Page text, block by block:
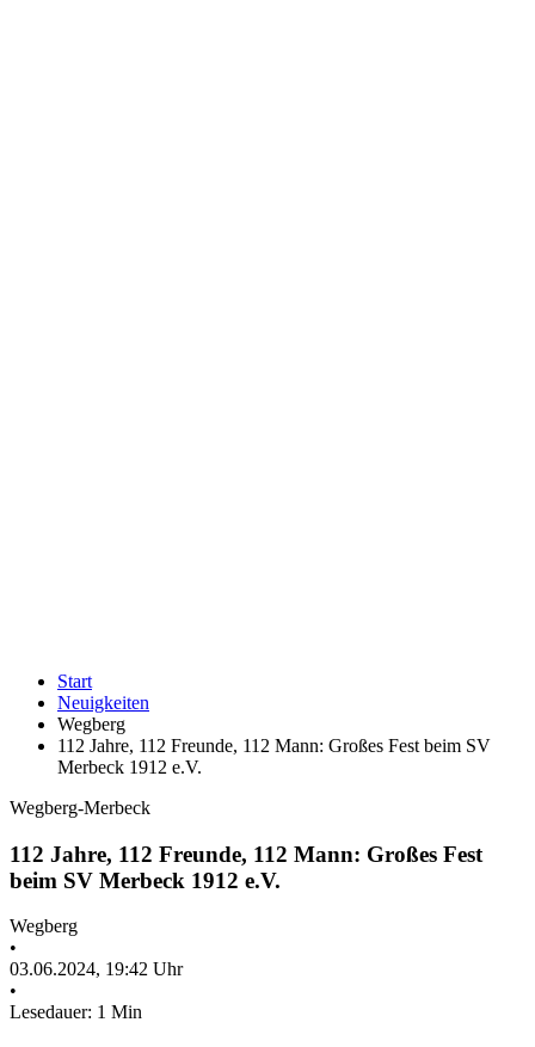
Start
Neuigkeiten
Wegberg
112 Jahre, 112 Freunde, 112 Mann: Großes Fest beim SV
Merbeck 1912 e.V.
Wegberg-Merbeck
112 Jahre, 112 Freunde, 112 Mann: Großes Fest
beim SV Merbeck 1912 e.V.
Wegberg
•
03.06.2024, 19:42 Uhr
•
Lesedauer: 1 Min